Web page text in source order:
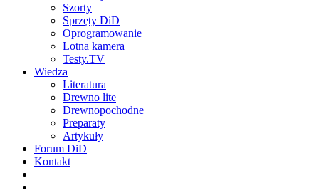
Szorty
Sprzęty DiD
Oprogramowanie
Lotna kamera
Testy.TV
Wiedza
Literatura
Drewno lite
Drewnopochodne
Preparaty
Artykuły
Forum DiD
Kontakt